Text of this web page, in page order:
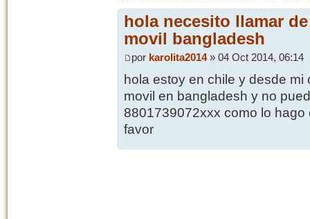
hola necesito llamar
movil bangladesh
por karolita2014» 04 Oct 2014, 06:14
hola estoy en chile y desde
movil en bangladesh y no
8801739072xxx como lo
favor